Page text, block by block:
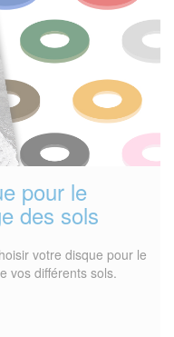
pour le
des sols
votre disque pour le
vos différents sols.